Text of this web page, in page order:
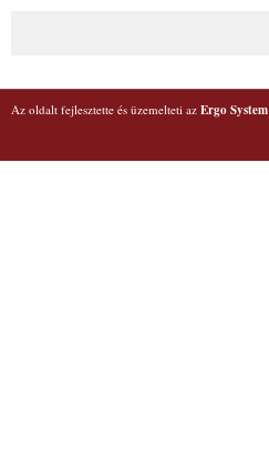
Az oldalt fejlesztette és üzemelteti az Ergo System